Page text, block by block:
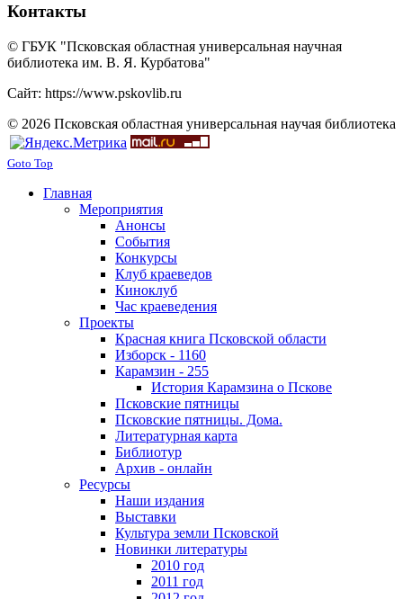
Контакты
© ГБУК "Псковская областная универсальная научная
библиотека им. В. Я. Курбатова"
Сайт: https://www.pskovlib.ru
© 2026 Псковская областная универсальная научая библиотека
Goto Top
Главная
Мероприятия
Анонсы
События
Конкурсы
Клуб краеведов
Киноклуб
Час краеведения
Проекты
Красная книга Псковской области
Изборск - 1160
Карамзин - 255
История Карамзина о Пскове
Псковские пятницы
Псковские пятницы. Дома.
Литературная карта
Библиотур
Архив - онлайн
Ресурсы
Наши издания
Выставки
Культура земли Псковской
Новинки литературы
2010 год
2011 год